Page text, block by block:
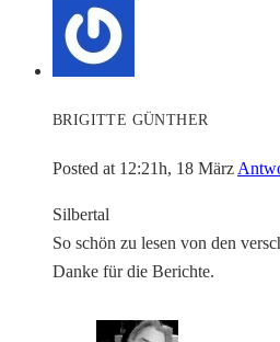
BRIGITTE GÜNTHER
Posted at 12:21h, 18 März
Silbertal
So schön zu lesen von den
Danke für die Berichte.